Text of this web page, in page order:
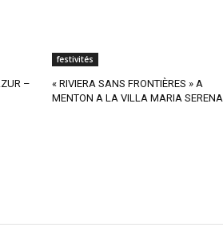
–
festivités
« RIVIERA SANS FRONTIÈRES » A
MENTON A LA VILLA MARIA SERENA